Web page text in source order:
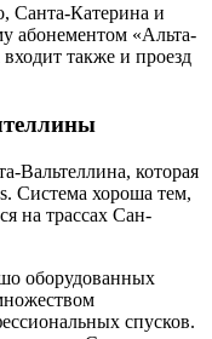
Санта-Катерина и
абонементом «Альта-
также и проезд
Вальтеллина, которая
Система хороша тем,
на трассах Сан-
оборудованных
спусков.